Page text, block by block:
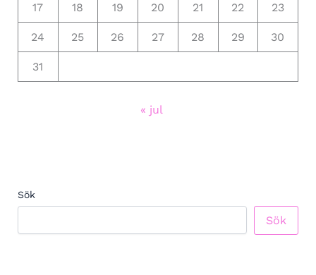
17 18 19 20 21 22 23
24 25 26 27 28 29 30
31
« jul
Sök
Sök